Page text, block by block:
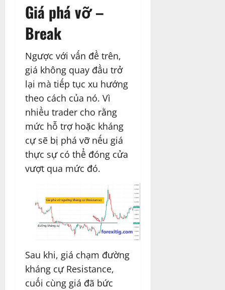
Giá phá vỡ –
Break
Ngược với vấn đề trên,
giá không quay đầu trở
lại mà tiếp tục xu hướng
theo cách của nó. Vì
nhiều trader cho rằng
mức hỗ trợ hoặc kháng
cự sẽ bị phá vỡ nếu giá
thực sự có thể đóng cửa
vượt qua mức đó.
Sau khi, giá chạm đường
kháng cự Resistance,
cuối cùng giá đã bức